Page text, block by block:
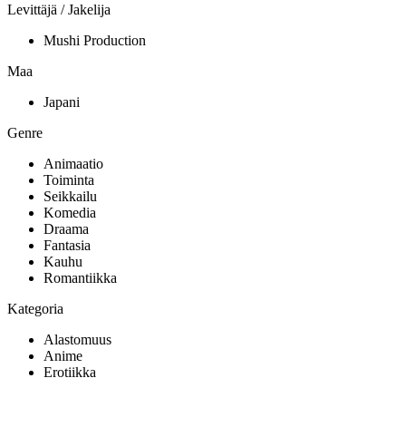
Levittäjä / Jakelija
Mushi Production
Maa
Japani
Genre
Animaatio
Toiminta
Seikkailu
Komedia
Draama
Fantasia
Kauhu
Romantiikka
Kategoria
Alastomuus
Anime
Erotiikka